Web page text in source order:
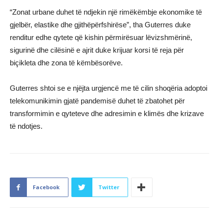
“Zonat urbane duhet të ndjekin një rimëkëmbje ekonomike të
gjelbër, elastike dhe gjithëpërfshirëse”, tha Guterres duke
renditur edhe qytete që kishin përmirësuar lëvizshmërinë,
sigurinë dhe cilësinë e ajrit duke krijuar korsi të reja për
biçikleta dhe zona të këmbësorëve.
Guterres shtoi se e njëjta urgjencë me të cilin shoqëria adoptoi
telekomunikimin gjatë pandemisë duhet të zbatohet për
transformimin e qyteteve dhe adresimin e klimës dhe krizave
të ndotjes.
Facebook Twitter